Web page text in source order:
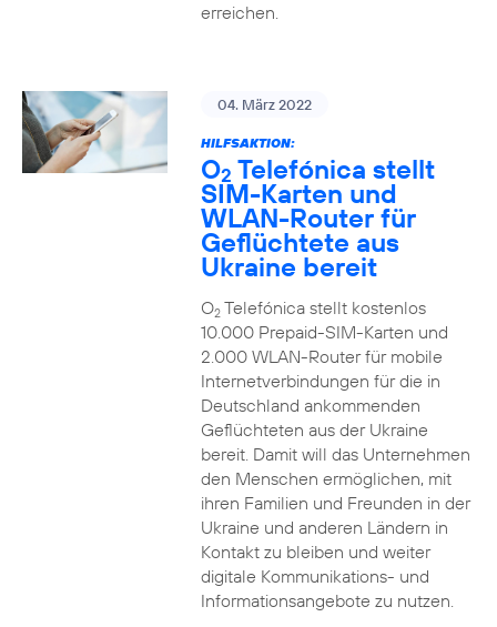
erreichen.
04. März 2022
HILFSAKTION:
O2 Telefónica stellt
SIM-Karten und
WLAN-Router für
Geflüchtete aus
Ukraine bereit
O2Telefónica stellt kostenlos
10.000 Prepaid-SIM-Karten und
2.000 WLAN-Router für mobile
Internetverbindungen für die in
Deutschland ankommenden
Geflüchteten aus der Ukraine
bereit. Damit will das Unternehmen
den Menschen ermöglichen, mit
ihren Familien und Freunden in der
Ukraine und anderen Ländern in
Kontakt zu bleiben und weiter
digitale Kommunikations- und
Informationsangebote zu nutzen.